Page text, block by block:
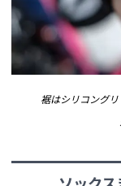
裾はシリコング